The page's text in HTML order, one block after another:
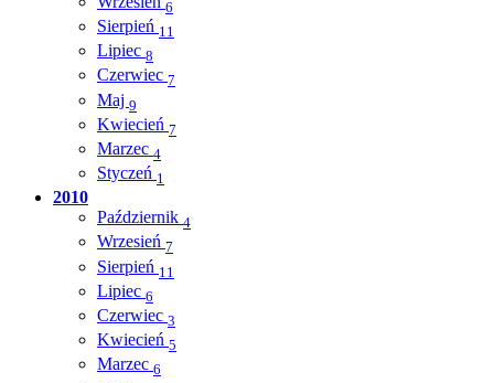
6
Sierpień 11
Lipiec 8
Czerwiec 7
Maj 9
Kwiecień 7
Marzec 4
Styczeń 1
2010
Październik 4
Wrzesień 7
Sierpień 11
Lipiec 6
Czerwiec 3
Kwiecień 5
Marzec 6